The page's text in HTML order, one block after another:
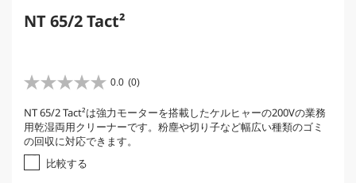
NT 65/2 Tact²
0.0 (0)
星
.
0
／
個
NT 65/2 Tact²は強力モーターを搭載したケルヒャーの200Vの業務
用乾湿両用クリーナーです。粉塵や切り子など幅広い種類のゴミ
の回収に対応できます。
比較する